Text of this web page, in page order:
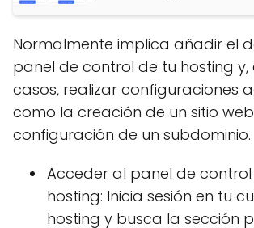
Normalmente implica añadir el
panel de control de tu hosting y,
casos, realizar configuraciones
como la creación de un sitio
configuración de un subdominio.
Acceder al panel de
hosting: Inicia sesión en tu
hosting y busca la sección